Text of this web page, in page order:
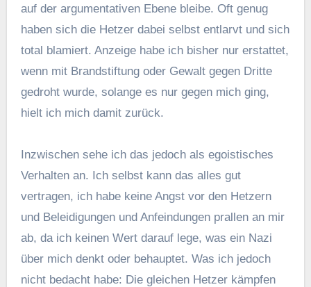
auf der argumentativen Ebene bleibe. Oft genug
haben sich die Hetzer dabei selbst entlarvt und sich
total blamiert. Anzeige habe ich bisher nur erstattet,
wenn mit Brandstiftung oder Gewalt gegen Dritte
gedroht wurde, solange es nur gegen mich ging,
hielt ich mich damit zurück.
Inzwischen sehe ich das jedoch als egoistisches
Verhalten an. Ich selbst kann das alles gut
vertragen, ich habe keine Angst vor den Hetzern
und Beleidigungen und Anfeindungen prallen an mir
ab, da ich keinen Wert darauf lege, was ein Nazi
über mich denkt oder behauptet. Was ich jedoch
nicht bedacht habe: Die gleichen Hetzer kämpfen